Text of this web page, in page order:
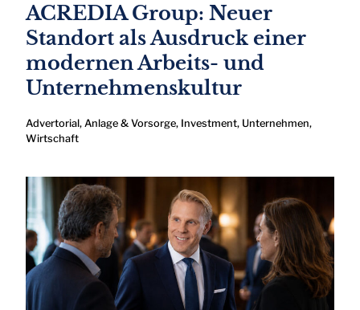
ACREDIA Group: Neuer
Standort als Ausdruck einer
modernen Arbeits- und
Unternehmenskultur
Advertorial, Anlage & Vorsorge, Investment, Unternehmen,
Wirtschaft